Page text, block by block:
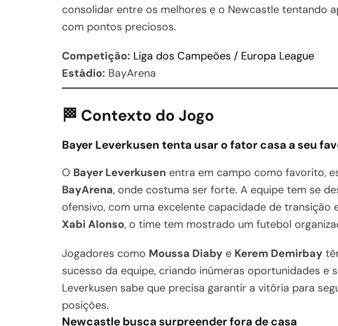
consolidar entre os melhores e o Newcastle tentando
com pontos preciosos.
Competição: Liga dos Campeões / Europa League
Estádio: BayArena
🏁 Contexto do Jogo
Bayer Leverkusen tenta usar o fator casa a seu
O Bayer Leverkusen entra em campo como favorito,
BayArena, onde costuma ser forte. A equipe tem se
ofensivo, com uma excelente capacidade de transição
Xabi Alonso, o time tem mostrado um futebol
Jogadores como Moussa Diaby e Kerem Demirbay
sucesso da equipe, criando inúmeras oportunidades e
Leverkusen sabe que precisa garantir a vitória para
posições.
Newcastle busca surpreender fora de casa